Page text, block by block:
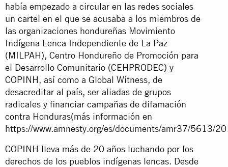
había empezado a circular en las redes sociales
un cartel en el que se acusaba a los miembros de
las organizaciones hondureñas Movimiento
Indígena Lenca Independiente de La Paz
(MILPAH), Centro Hondureño de Promoción para
el Desarrollo Comunitario (CEHPRODEC) y
COPINH, así como a Global Witness, de
desacreditar al país, ser aliadas de grupos
radicales y financiar campañas de difamación
contra Honduras(más información en
https://www.amnesty.org/es/documents/amr37/5613/
COPINH lleva más de 20 años luchando por los
derechos de los pueblos indígenas lencas. Desde